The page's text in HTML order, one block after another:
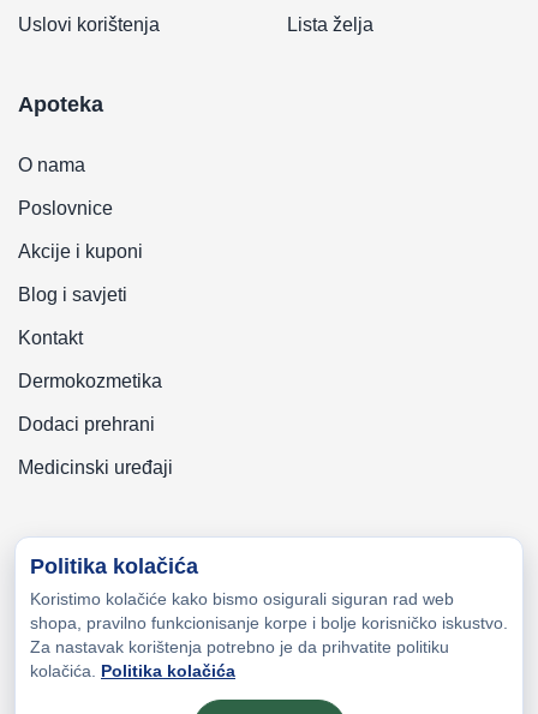
Uslovi korištenja Lista želja
Apoteka
O nama
Poslovnice
Akcije i kuponi
Blog i savjeti
Kontakt
Dermokozmetika
Dodaci prehrani
Medicinski uređaji
Copyright © 2026 Zeni-Lijek Apoteka. Sva prava zadržana
Politika kolačića
Koristimo kolačiće kako bismo osigurali siguran rad web
shopa, pravilno funkcionisanje korpe i bolje korisničko iskustvo.
Za nastavak korištenja potrebno je da prihvatite politiku
kolačića. Politika kolačića